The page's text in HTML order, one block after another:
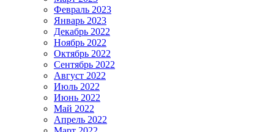
Февраль 2023
Январь 2023
Декабрь 2022
Ноябрь 2022
Октябрь 2022
Сентябрь 2022
Август 2022
Июль 2022
Июнь 2022
Май 2022
Апрель 2022